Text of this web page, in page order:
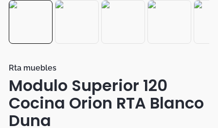
Rta muebles
Modulo Superior 120
Cocina Orion RTA Blanco
Duna
Cuadro
Sillas
Duvet
Botas
Dko